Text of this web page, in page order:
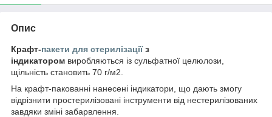
Опис
Крафт-пакети для стерилізаціїз
індикатором виробляються із сульфатної целюлози,
щільність становить 70 г/м2.
На крафт-пакованні нанесені індикатори, що дають змогу
відрізнити простерилізовані інструменти від нестерилізованих
завдяки зміні забарвлення.